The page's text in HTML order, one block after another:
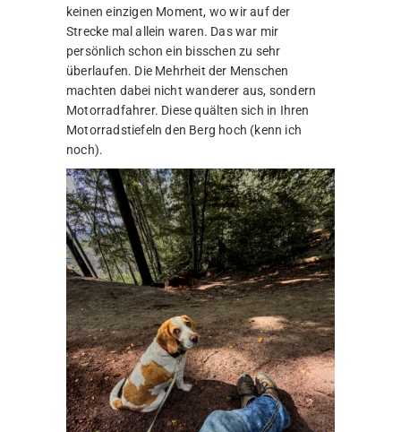
keinen einzigen Moment, wo wir auf der
Strecke mal allein waren. Das war mir
persönlich schon ein bisschen zu sehr
überlaufen. Die Mehrheit der Menschen
machten dabei nicht wanderer aus, sondern
Motorradfahrer. Diese quälten sich in Ihren
Motorradstiefeln den Berg hoch (kenn ich
noch).